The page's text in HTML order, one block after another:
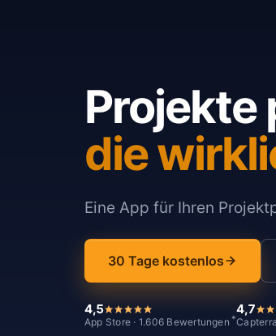
Projekte
die
Eine App für Ihren
30 Tage kostenlos
4,5
App Store · 1.606 Bewertungen *
4,7
Capterra